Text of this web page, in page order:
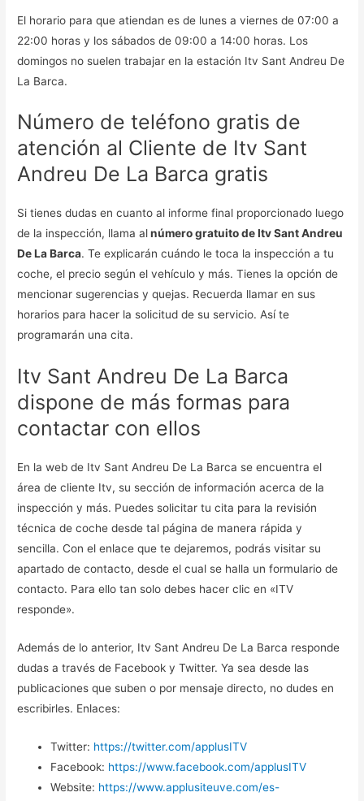
El horario para que atiendan es de lunes a viernes de 07:00 a
22:00 horas y los sábados de 09:00 a 14:00 horas. Los
domingos no suelen trabajar en la estación Itv Sant Andreu De
La Barca.
Número de teléfono gratis de
atención al Cliente de Itv Sant
Andreu De La Barca gratis
Si tienes dudas en cuanto al informe final proporcionado luego
de la inspección, llama alnúmero gratuito de Itv Sant Andreu
De La Barca. Te explicarán cuándo le toca la inspección a tu
coche, el precio según el vehículo y más. Tienes la opción de
mencionar sugerencias y quejas. Recuerda llamar en sus
horarios para hacer la solicitud de su servicio. Así te
programarán una cita.
Itv Sant Andreu De La Barca
dispone de más formas para
contactar con ellos
En la web de Itv Sant Andreu De La Barca se encuentra el
área de cliente Itv, su sección de información acerca de la
inspección y más. Puedes solicitar tu cita para la revisión
técnica de coche desde tal página de manera rápida y
sencilla. Con el enlace que te dejaremos, podrás visitar su
apartado de contacto, desde el cual se halla un formulario de
contacto. Para ello tan solo debes hacer clic en «ITV
responde».
Además de lo anterior, Itv Sant Andreu De La Barca responde
dudas a través de Facebook y Twitter. Ya sea desde las
publicaciones que suben o por mensaje directo, no dudes en
escribirles. Enlaces:
Twitter: https://twitter.com/applusITV
Facebook: https://www.facebook.com/applusITV
Website: https://www.applusiteuve.com/es-